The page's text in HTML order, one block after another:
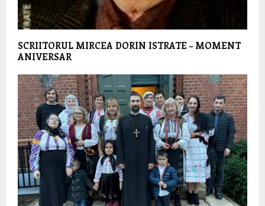
SCRIITORUL MIRCEA DORIN ISTRATE – MOMENT
ANIVERSAR